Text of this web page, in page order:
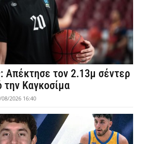
Απέκτησε τον 2.13μ σέντερ
Καγκοσίμα
2026 16:40